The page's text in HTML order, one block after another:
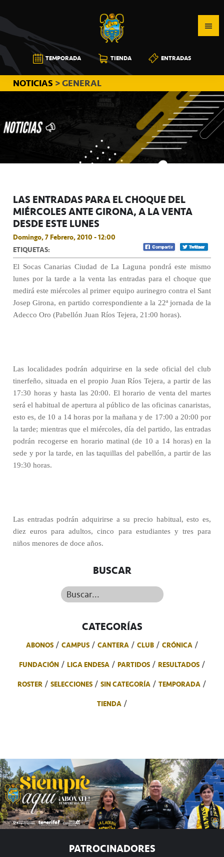
a
la
navegación
principal
al
contenido
principal
a
la
barra
lateral
principal
CB
CANARIAS
TEMPORADA TIENDA ENTRADAS
NOTICIAS > GENERAL
LAS ENTRADAS PARA EL CHOQUE DEL
MIÉRCOLES ANTE GIRONA, A LA VENTA
DESDE ESTE LUNES
Domingo, 7 Febrero, 2010 - 12:00
ETIQUETAS:
El Socas Canarias Ciudad de La Laguna pondrá este mismo
lunes por la tarde a la venta las entradas para el choque que
medirá este miércoles al primer equipo aurinegro contra el Sant
Josep Girona, en partido correspondiente a la 22ª jornada de la
Adecco Oro (Pabellón Juan Ríos Tejera, 21:00 horas).
Las localidades podrán adquirirse en la sede oficial del club
tinerfeño, situada en el propio Juan Ríos Tejera, a partir de las
17:30 horas y hasta las 20:00. El horario de venta del martes
será el habitual de apertura al público de las oficinas canaristas,
esto es, de 10 a 14 horas por la mañana y de 17:00 a 20:00 por
la tarde; mientras que el miércoles, día del partido, las entradas
podrán recogerse en horario matinal (de 10 a 14 horas) en la
sede y por la tarde, en las taquillas del pabellón, a partir de las
19:30 horas.
Las entradas podrán adquirirse a su precio habitual, esto es,
diez euros para adultos, cinco para estudiantes y tres para
niños menores de doce años.
BUSCAR
Buscar...
CATEGORÍAS
ABONOS CAMPUS CANTERA CLUB
CRÓNICA
FUNDACIÓN
LIGA ENDESA PARTIDOS
RESULTADOS
ROSTER
SELECCIONES SIN CATEGORÍA
TEMPORADA
TIENDA
PATROCINADORES